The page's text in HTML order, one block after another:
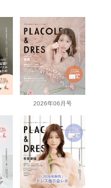
2026年06月号